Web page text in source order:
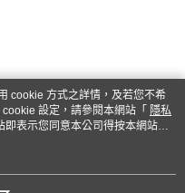
cookie 方式之詳情，及若您不希
設定，請參閱本網站「 隱私
即表示您同意本公司得按本網站使